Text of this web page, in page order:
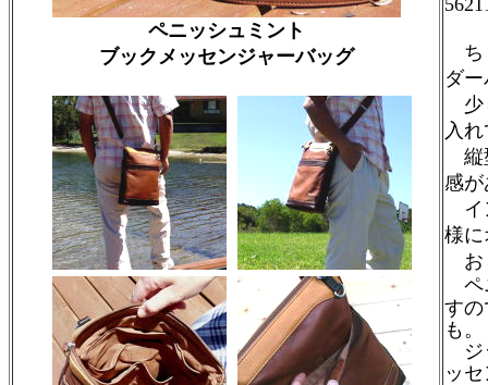
ペニッシュミント
ブックメッセンジャーバッグ
ち
ダ
少
入
縦
感
イ
様に
お
ペ
すの
も。
ジ
ッ